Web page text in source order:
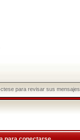
para revisar sus mensajes